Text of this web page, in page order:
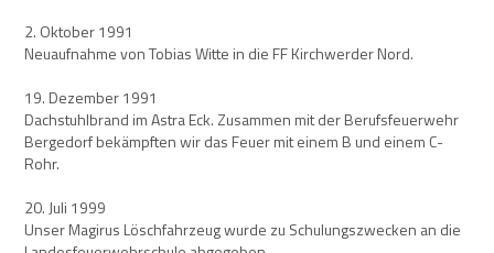
2. Oktober 1991
Neuaufnahme von Tobias Witte in die FF Kirchwerder Nord.
19. Dezember 1991
Dachstuhlbrand im Astra Eck. Zusammen mit der Berufsfeuerwehr
Bergedorf bekämpften wir das Feuer mit einem B und einem C-
Rohr.
20. Juli 1999
Unser Magirus Löschfahrzeug wurde zu Schulungszwecken an die